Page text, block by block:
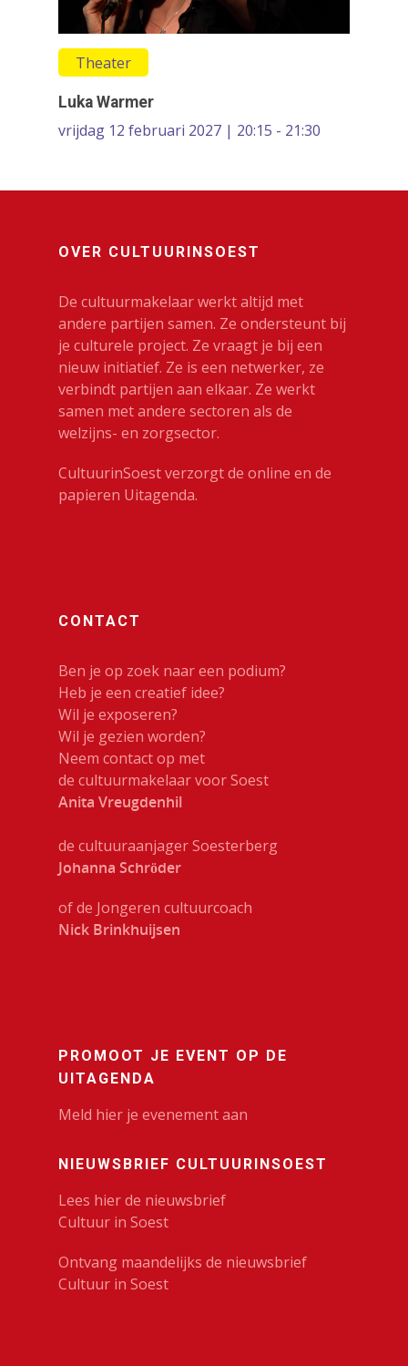
Theater
Luka Warmer
vrijdag 12 februari 2027 | 20:15 - 21:30
OVER CULTUURINSOEST
De cultuurmakelaar werkt altijd met
andere partijen samen. Ze ondersteunt bij
je culturele project. Ze vraagt je bij een
nieuw initiatief. Ze is een netwerker, ze
verbindt partijen aan elkaar. Ze werkt
samen met andere sectoren als de
welzijns- en zorgsector.
CultuurinSoest verzorgt de online en de
papieren Uitagenda.
CONTACT
Ben je op zoek naar een podium?
Heb je een creatief idee?
Wil je exposeren?
Wil je gezien worden?
Neem contact op met
de cultuurmakelaar voor Soest
Anita Vreugdenhil
de cultuuraanjager Soesterberg
Johanna Schröder
of de Jongeren cultuurcoach
Nick Brinkhuijsen
PROMOOT JE EVENT OP DE
UITAGENDA
Meld hier je evenement aan
NIEUWSBRIEF CULTUURINSOEST
Lees hier de nieuwsbrief
Cultuur in Soest
Ontvang maandelijks de nieuwsbrief
Cultuur in Soest